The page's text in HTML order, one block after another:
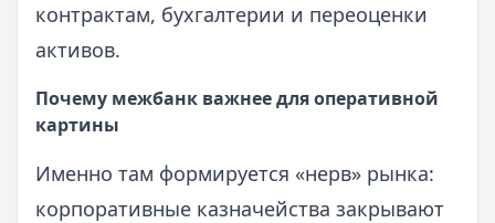
контрактам, бухгалтерии и переоценки
активов.
Почему межбанк важнее для оперативной
картины
Именно там формируется «нерв» рынка:
корпоративные казначейства закрывают